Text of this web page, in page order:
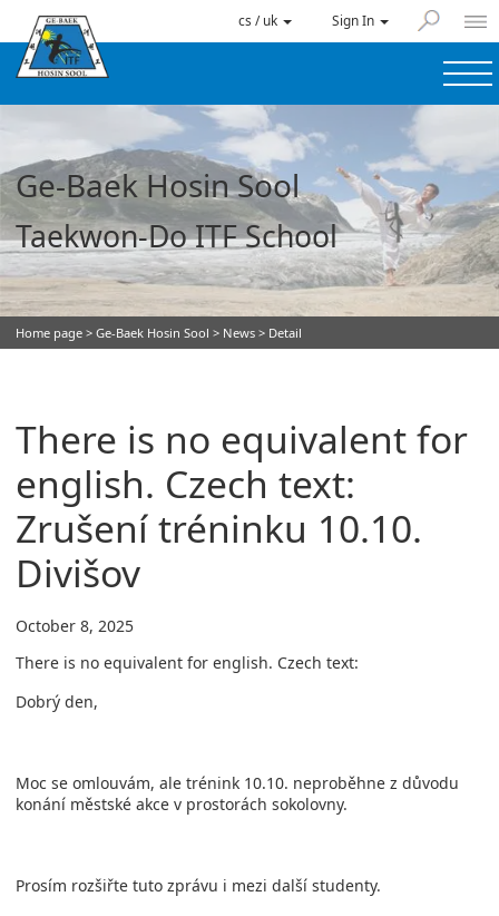
cs / uk Sign In
Ge-Baek Hosin Sool
Taekwon-Do ITF School
Home page > Ge-Baek Hosin Sool > News > Detail
There is no equivalent for
english. Czech text:
Zrušení tréninku 10.10.
Divišov
October 8, 2025
There is no equivalent for english. Czech text:
Dobrý den,
Moc se omlouvám, ale trénink 10.10. neproběhne z důvodu
konání městské akce v prostorách sokolovny.
Prosím rozšiřte tuto zprávu i mezi další studenty.